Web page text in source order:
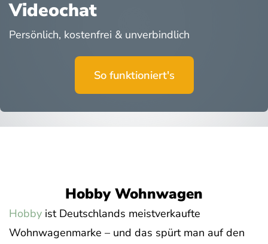
Videochat
Persönlich, kostenfrei & unverbindlich
So funktioniert's
Hobby Wohnwagen
Hobby ist Deutschlands meistverkaufte
Wohnwagenmarke – und das spürt man auf den